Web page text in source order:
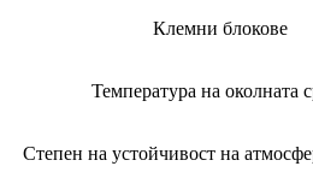
Клемни блокове
Температура на околната
Степен на устойчивост на